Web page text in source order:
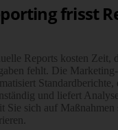
frisst
Reports kosten Zeit,
fehlt. Die
und liefert
Sie sich auf